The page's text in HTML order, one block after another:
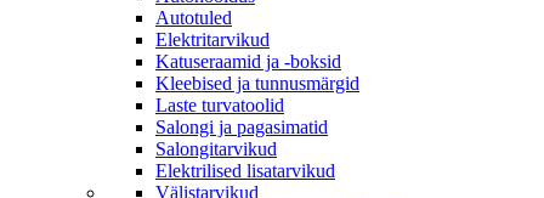
Autotuled
Elektritarvikud
Katuseraamid ja -boksid
Kleebised ja tunnusmärgid
Laste turvatoolid
Salongi ja pagasimatid
Salongitarvikud
Elektrilised lisatarvikud
Välistarvikud